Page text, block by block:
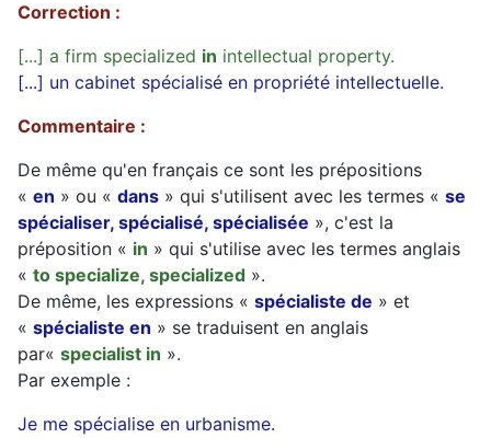
Correction :
[...] a firm specialized in intellectual property.
[...] un cabinet spécialisé en propriété intellectuelle.
Commentaire :
De même qu'en français ce sont les prépositions
« en » ou « dans » qui s'utilisent avec les termes « se
spécialiser, spécialisé, spécialisée », c'est la
préposition « in » qui s'utilise avec les termes anglais
« to specialize, specialized ».
De même, les expressions « spécialiste de » et
« spécialiste en » se traduisent en anglais
par« specialist in ».
Par exemple :
Je me spécialise en urbanisme.